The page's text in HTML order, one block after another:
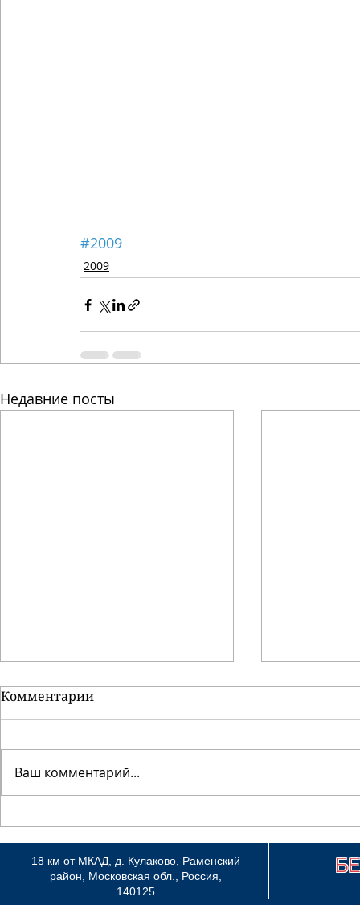
#2009
2009
Недавние посты
в Братислава в рамках
World Dog Show-2009
Комментарии
Ваш комментарий...
18 км от МКАД, д. Кулаково, Раменский
район, Московская обл., Россия,
140125